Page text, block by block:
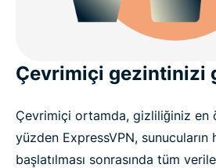
Çevrimiçi gezintinizi
Çevrimiçi ortamda, gizliliğiniz en
yüzden ExpressVPN, sunucuların
başlatılması sonrasında tüm